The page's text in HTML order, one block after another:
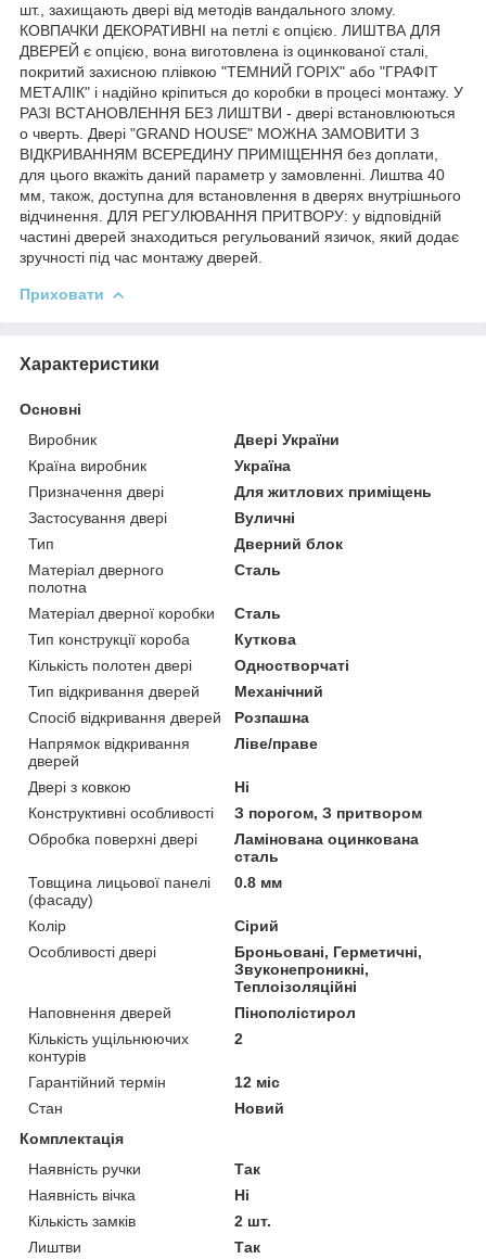
шт., захищають двері від методів вандального злому.
КОВПАЧКИ ДЕКОРАТИВНІ на петлі є опцією. ЛИШТВА ДЛЯ
ДВЕРЕЙ є опцією, вона виготовлена із оцинкованої сталі,
покритий захисною плівкою "ТЕМНИЙ ГОРІХ" або "ГРАФІТ
МЕТАЛІК" і надійно кріпиться до коробки в процесі монтажу. У
РАЗІ ВСТАНОВЛЕННЯ БЕЗ ЛИШТВИ - двері встановлюються
о чверть. Двері "GRAND HOUSE" МОЖНА ЗАМОВИТИ З
ВІДКРИВАННЯМ ВСЕРЕДИНУ ПРИМІЩЕННЯ без доплати,
для цього вкажіть даний параметр у замовленні. Лиштва 40
мм, також, доступна для встановлення в дверях внутрішнього
відчинення. ДЛЯ РЕГУЛЮВАННЯ ПРИТВОРУ: у відповідній
частині дверей знаходиться регульований язичок, який додає
зручності під час монтажу дверей.
Приховати
Характеристики
Основні
Виробник
Двері України
Країна виробник
Україна
Призначення двері
Для житлових приміщень
Застосування двері
Вуличні
Тип
Дверний блок
Матеріал дверного
полотна
Сталь
Матеріал дверної коробки
Сталь
Тип конструкції короба
Куткова
Кількість полотен двері
Одностворчаті
Тип відкривання дверей
Механічний
Спосіб відкривання дверей
Розпашна
Напрямок відкривання
дверей
Ліве/праве
Двері з ковкою
Ні
Конструктивні особливості
З порогом, З притвором
Обробка поверхні двері
Ламінована оцинкована
сталь
Товщина лицьової панелі
(фасаду)
0.8 мм
Колір
Сірий
Особливості двері
Броньовані, Герметичні,
Звуконепроникні,
Теплоізоляційні
Наповнення дверей
Пінополістирол
Кількість ущільнюючих
контурів
2
Гарантійний термін
12 міс
Стан
Новий
Комплектація
Наявність ручки
Так
Наявність вічка
Ні
Кількість замків
2 шт.
Лиштви
Так